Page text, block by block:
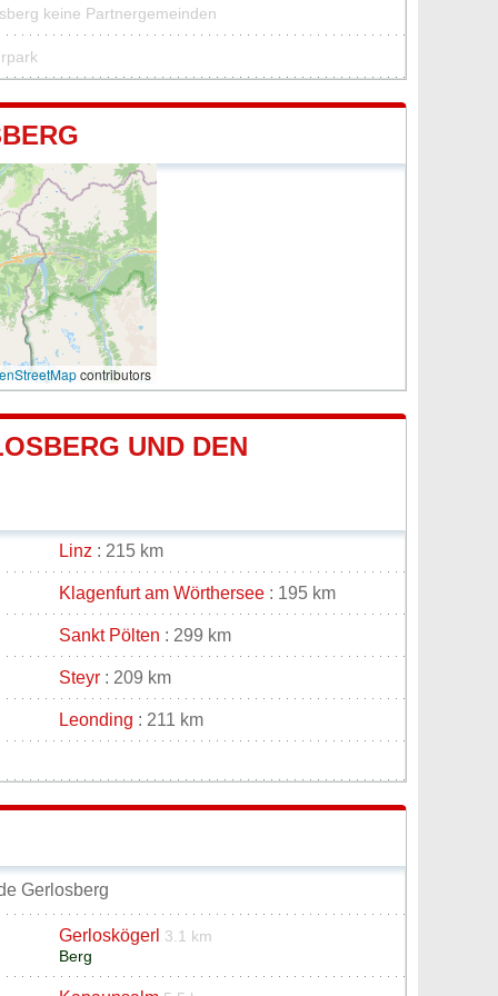
keine Partnergemeinden
contributors
UND DEN
Linz : 215 km
Klagenfurt am Wörthersee : 195 km
Sankt Pölten : 299 km
Steyr : 209 km
Leonding : 211 km
Gerlosberg
Gerloskögerl 3.1 km
Berg